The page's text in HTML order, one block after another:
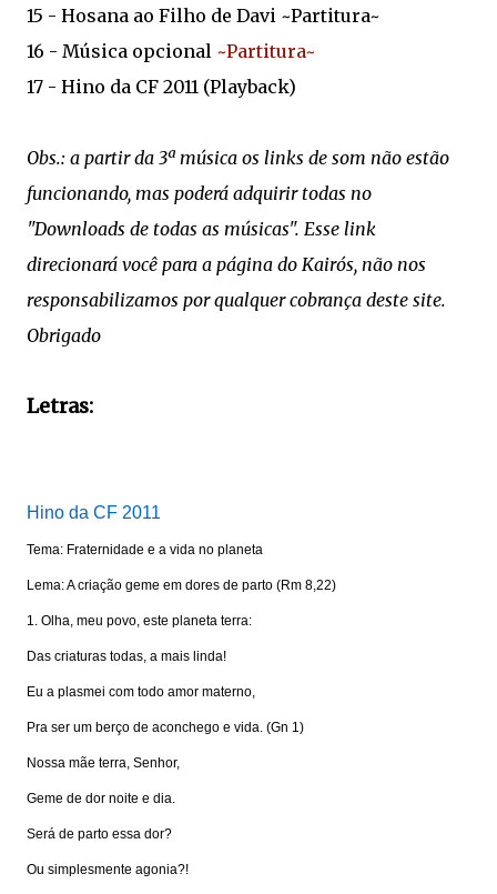
15 - Hosana ao Filho de Davi ~Partitura~
16 - Música opcional ~Partitura~
17 - Hino da CF 2011 (Playback)
Obs.: a partir da 3ª música os links de som não estão
funcionando, mas poderá adquirir todas no
"Downloads de todas as músicas". Esse link
direcionará você para a página do Kairós, não nos
responsabilizamos por qualquer cobrança deste site.
Obrigado
Letras:
Hino da CF 2011
Tema: Fraternidade e a vida no planeta
Lema: A criação geme em dores de parto (Rm 8,22)
1. Olha, meu povo, este planeta terra:
Das criaturas todas, a mais linda!
Eu a plasmei com todo amor materno,
Pra ser um berço de aconchego e vida. (Gn 1)
Nossa mãe terra, Senhor,
Geme de dor noite e dia.
Será de parto essa dor?
Ou simplesmente agonia?!